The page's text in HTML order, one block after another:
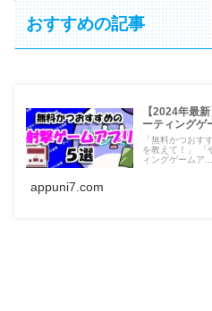
おすすめの記事
【2024年最
ーティングゲ
「無料かつおす
を教えて！」 「
ィングゲームア...
appuni7.com